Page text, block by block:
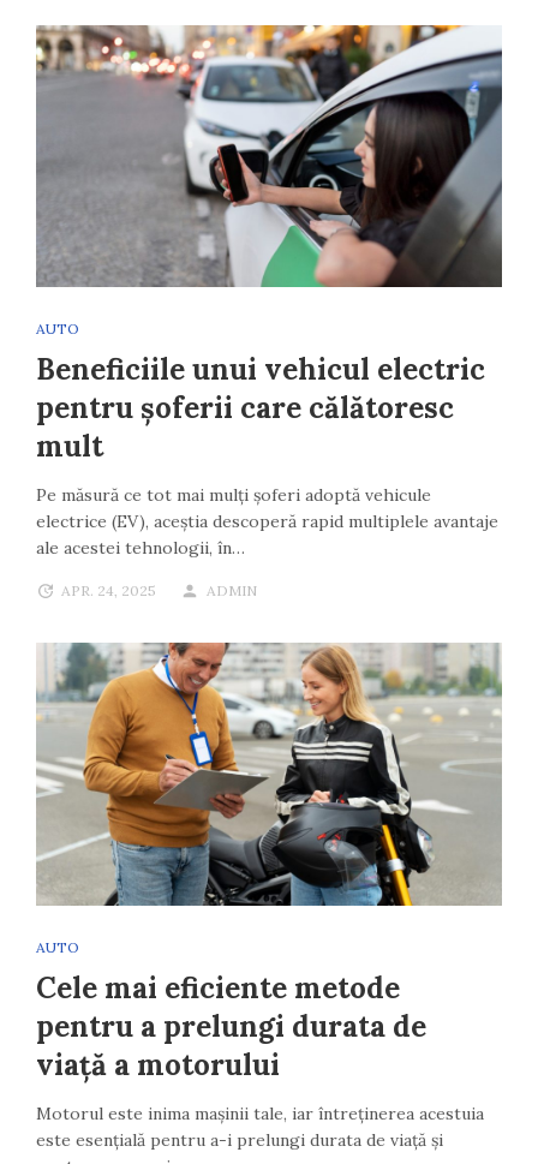
AUTO
Beneficiile unui vehicul electric
pentru șoferii care călătoresc
mult
Pe măsură ce tot mai mulți șoferi adoptă vehicule
electrice (EV), aceștia descoperă rapid multiplele avantaje
ale acestei tehnologii, în…
APR. 24, 2025 ADMIN
AUTO
Cele mai eficiente metode
pentru a prelungi durata de
viață a motorului
Motorul este inima mașinii tale, iar întreținerea acestuia
este esențială pentru a-i prelungi durata de viață și